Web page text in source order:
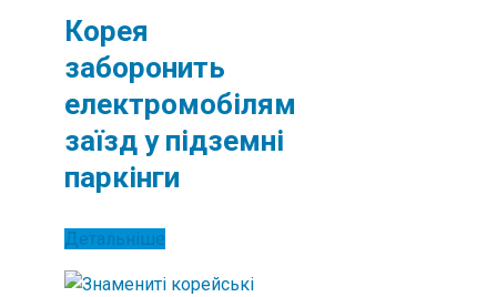
Корея
заборонить
електромобілям
заїзд у підземні
паркінги
Детальніше